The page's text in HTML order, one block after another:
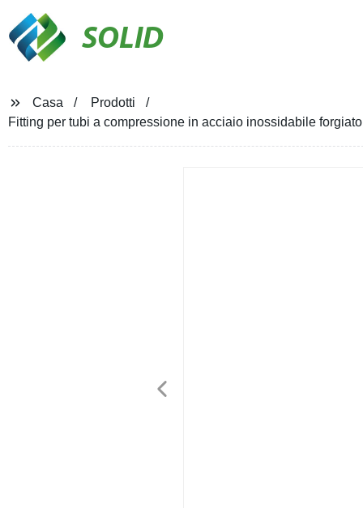
SOLID
Casa
Prodotti
Fitting per tubi a compressione in acciaio inossidabile